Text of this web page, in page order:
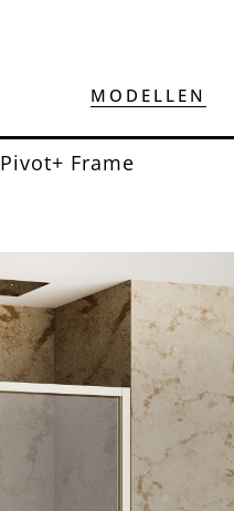
MODELLEN
Pivot+ Frame